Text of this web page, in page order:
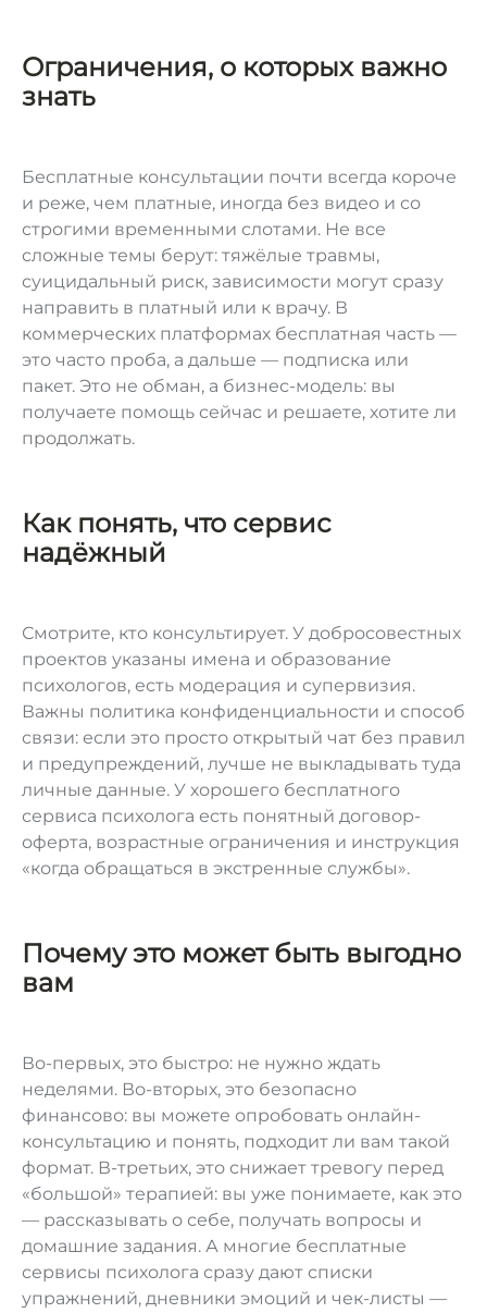
Ограничения, о которых важно
знать
Бесплатные консультации почти всегда короче
и реже, чем платные, иногда без видео и со
строгими временными слотами. Не все
сложные темы берут: тяжёлые травмы,
суицидальный риск, зависимости могут сразу
направить в платный или к врачу. В
коммерческих платформах бесплатная часть —
это часто проба, а дальше — подписка или
пакет. Это не обман, а бизнес-модель: вы
получаете помощь сейчас и решаете, хотите ли
продолжать.
Как понять, что сервис
надёжный
Смотрите, кто консультирует. У добросовестных
проектов указаны имена и образование
психологов, есть модерация и супервизия.
Важны политика конфиденциальности и способ
связи: если это просто открытый чат без правил
и предупреждений, лучше не выкладывать туда
личные данные. У хорошего бесплатного
сервиса психолога есть понятный договор-
оферта, возрастные ограничения и инструкция
«когда обращаться в экстренные службы».
Почему это может быть выгодно
вам
Во-первых, это быстро: не нужно ждать
неделями. Во-вторых, это безопасно
финансово: вы можете опробовать онлайн-
консультацию и понять, подходит ли вам такой
формат. В-третьих, это снижает тревогу перед
«большой» терапией: вы уже понимаете, как это
— рассказывать о себе, получать вопросы и
домашние задания. А многие бесплатные
сервисы психолога сразу дают списки
упражнений, дневники эмоций и чек-листы —